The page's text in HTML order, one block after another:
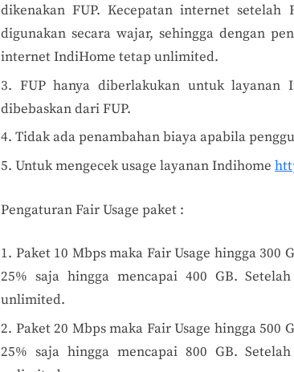
dikenakan FUP. Kecepatan internet
digunakan secara wajar, sehingga dengan
internet IndiHome tetap unlimited.
FUP hanya diberlakukan untuk layanan
dibebaskan dari FUP.
Tidak ada penambahan biaya apabila
Untuk mengecek usage layanan Indihome
Pengaturan Fair Usage paket :
Paket 10 Mbps maka Fair Usage hingga
25% saja hingga mencapai 400 GB.
unlimited.
Paket 20 Mbps maka Fair Usage hingga
25% saja hingga mencapai 800 GB.